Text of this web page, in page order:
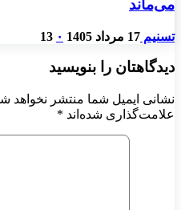
می‌ماند
تسنیم 17 مرداد 1405 ۰ 13
دیدگاهتان را بنویسید
نشانی ایمیل شما منتشر نخواهد
علامت‌گذاری شده‌اند *